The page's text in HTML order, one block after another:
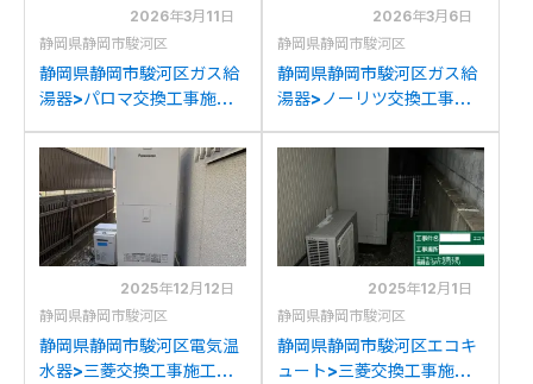
2026年3月11日
静岡県静岡市駿河区
静岡県静岡市駿河区ガス給
湯器>パロマ交換工事施工
からパロマFH-2023SAW-
1への交換
2026年3月6日
静岡県静岡市駿河区
静岡県静岡市駿河区ガス給
湯器>ノーリツ交換工事施
2428SAWXからノーリツ
GT-C2472SAW BLへの交
換
2025年12月12日
静岡県静岡市駿河区
静岡県静岡市駿河区電気温
水器>三菱交換工事施工事
2025年12月1日
静岡県静岡市駿河区
静岡県静岡市駿河区エコキ
ュート>三菱交換工事施工